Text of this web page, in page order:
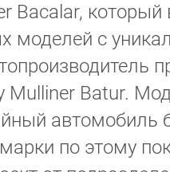
Bacalar,
моделей с
Mulliner Batur.
автомобиль
по этому